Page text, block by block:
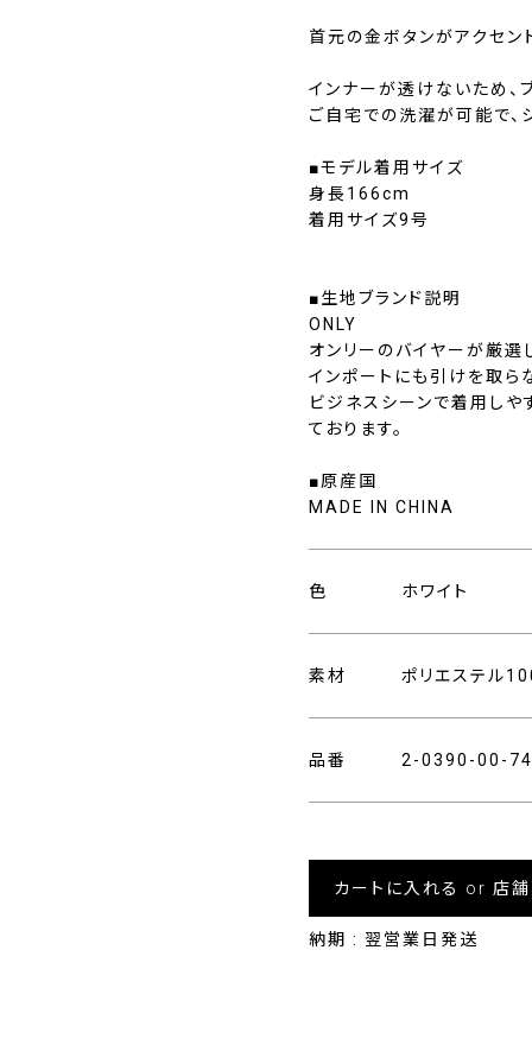
首元の金ボタンがアクセン
インナーが透けないため、
ご自宅での洗濯が可能で、
■モデル着用サイズ
身長166cm
着用サイズ9号
■生地ブランド説明
ONLY
オンリーのバイヤーが厳選
インポートにも引けを取ら
ビジネスシーンで着用しや
ております。
■原産国
MADE IN CHINA
色 ホワイト
素材 ポリエステル
品番 2-0390-00-
カートに入れる or 店
納期 : 翌営業日発送